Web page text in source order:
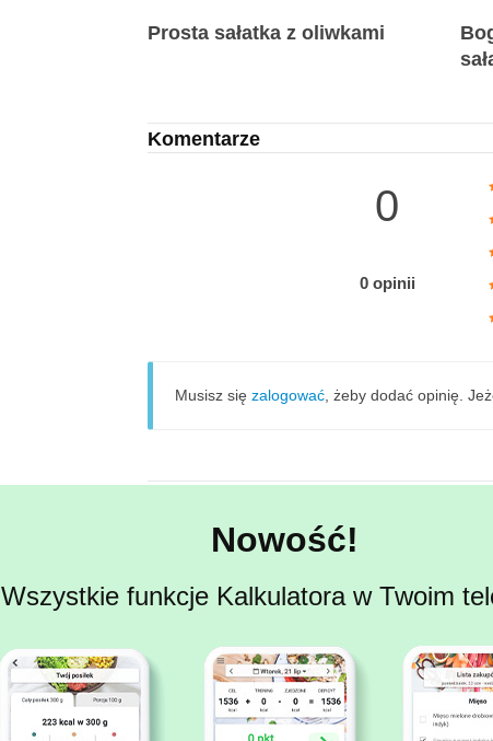
Prosta sałatka z oliwkami
Komentarze
0
0 opinii
Musisz się zalogować , żeby dodać opinię.
Nowość!
Wszystkie funkcje Kalkulatora w Twoim